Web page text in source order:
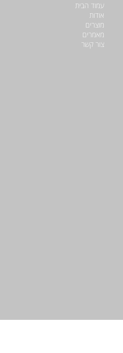
עמוד הבית
אודות
מוצרים
מאמרים
צור קשר